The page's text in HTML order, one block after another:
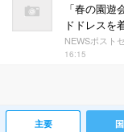
「春の園
ドドレスを
NEWSポスト
16:15
主要